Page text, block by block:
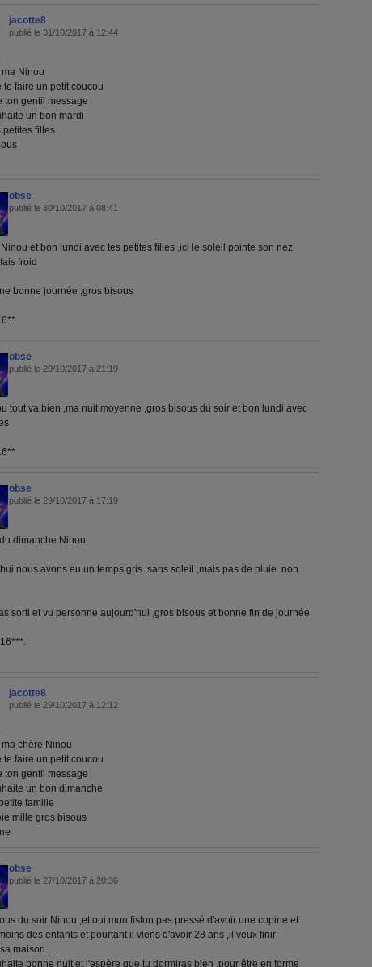
jacotte8
publié le 31/10/2017 à 12:44
Ninou
te faire un petit coucou
ton gentil message
un bon mardi
petites filles
obse
publié le 30/10/2017 à 08:41
et bon lundi avec tes petites filles ,ici le soleil pointe son nez
froid
bonne journée ,gros bisous
obse
publié le 29/10/2017 à 21:19
tout va bien ,ma nuit moyenne ,gros bisous du soir et bon lundi avec
obse
publié le 29/10/2017 à 17:19
dimanche Ninou
nous avons eu un temps gris ,sans soleil ,mais pas de pluie .non
sorti et vu personne aujourd'hui ,gros bisous et bonne fin de journée
jacotte8
publié le 29/10/2017 à 12:12
chère Ninou
te faire un petit coucou
ton gentil message
un bon dimanche
famille
mille gros bisous
obse
publié le 27/10/2017 à 20:36
du soir Ninou ,et oui mon fiston pas pressé d'avoir une copine et
des enfants et pourtant il viens d'avoir 28 ans ,il veux finir
maison .....
bonne nuit et j'espère que tu dormiras bien .pour être en forme